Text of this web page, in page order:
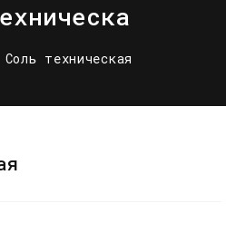
Соль техническая